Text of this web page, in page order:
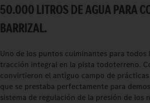
50.000 LITROS DE AGUA PARA
BARRIZAL.
Uno de los puntos culminantes para
tracción integral en la pista todoterreno.
convirtieron el antiguo campo de
que se prestaba perfectamente para
sistema de regulación de la presión de los